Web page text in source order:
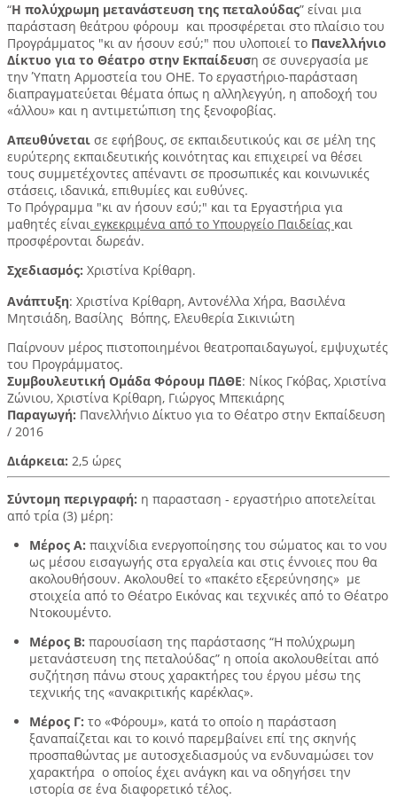
“Η πολύχρωμη μετανάστευση της πεταλούδας” είναι μια
παράσταση θεάτρου φόρουμ και προσφέρεται στο πλαίσιο του
Προγράμματος "κι αν ήσουν εσύ;" που υλοποιεί το Πανελλήνιο
Δίκτυο για το Θέατρο στην Εκπαίδευση σε συνεργασία με
την Ύπατη Αρμοστεία του ΟΗΕ. Το εργαστήριο-παράσταση
διαπραγματεύεται θέματα όπως η αλληλεγγύη, η αποδοχή του
«άλλου» και η αντιμετώπιση της ξενοφοβίας. ​
Απευθύνεται σε εφήβους, σε εκπαιδευτικούς και σε μέλη της
ευρύτερης εκπαιδευτικής κοινότητας και επιχειρεί να θέσει
τους συμμετέχοντες απέναντι σε προσωπικές και κοινωνικές
στάσεις, ιδανικά, επιθυμίες και ευθύνες.
Το Πρόγραμμα "κι αν ήσουν εσύ;" και τα Εργαστήρια για
μαθητές είναι εγκεκριμένα από το Υπουργείο Παιδείας και
προσφέρονται δωρεάν.
Σχεδιασμός: Χριστίνα Κρίθαρη.
Ανάπτυξη: Χριστίνα Κρίθαρη, Αντονέλλα Χήρα, Βασιλένα
Μητσιάδη, Βασίλης Βόπης, Ελευθερία Σικινιώτη
Παίρνουν μέρος πιστοποιημένοι θεατροπαιδαγωγοί, εμψυχωτές
του Προγράμματος.
Συμβουλευτική Ομάδα Φόρουμ ΠΔΘΕ: Νίκος Γκόβας, Χριστίνα
Ζώνιου, Χριστίνα Κρίθαρη, Γιώργος Μπεκιάρης
Παραγωγή: Πανελλήνιο Δίκτυο για το Θέατρο στην Εκπαίδευση
/ 2016
Διάρκεια: 2,5 ώρες
Σύντομη περιγραφή: η παρασταση - εργαστήριο αποτελείται
από τρία (3) μέρη:
Μέρος Α: παιχνίδια ενεργοποίησης του σώματος και το νου
ως μέσου εισαγωγής στα εργαλεία και στις έννοιες που θα
ακολουθήσουν. Ακολουθεί το «πακέτο εξερεύνησης» με
στοιχεία από το Θέατρο Εικόνας και τεχνικές από το Θέατρο
Ντοκουμέντο.
Μέρος Β:παρουσίαση της παράστασης “Η πολύχρωμη
μετανάστευση της πεταλούδας” η οποία ακολουθείται από
συζήτηση πάνω στους χαρακτήρες του έργου μέσω της
τεχνικής της «ανακριτικής καρέκλας».
Μέρος Γ:το «Φόρουμ», κατά το οποίο η παράσταση
ξαναπαίζεται και το κοινό παρεμβαίνει επί της σκηνής
προσπαθώντας με αυτοσχεδιασμούς να ενδυναμώσει τον
χαρακτήρα ο οποίος έχει ανάγκη και να οδηγήσει την
ιστορία σε ένα διαφορετικό τέλος.